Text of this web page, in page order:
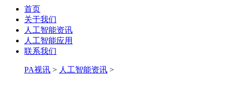
首页
关于我们
人工智能资讯
人工智能应用
联系我们
PA视讯 > 人工智能资讯 >